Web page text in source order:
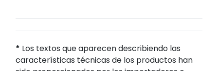
* Los textos que aparecen describiendo las
características técnicas de los productos han